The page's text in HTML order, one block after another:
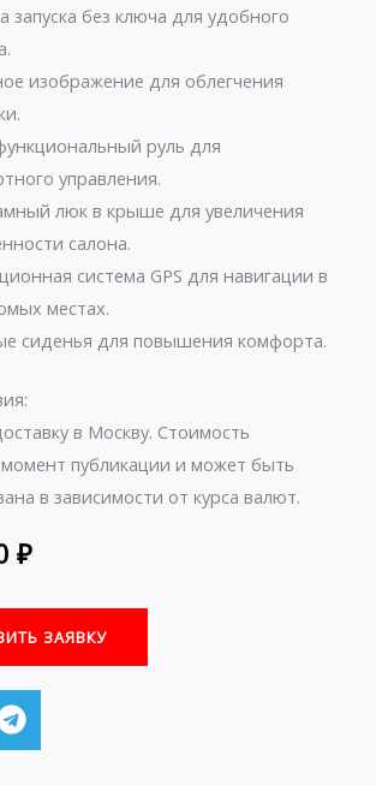
запуска без ключа для удобного
изображение для облегчения
руль для
управления.
люк в крыше для увеличения
салона.
система GPS для навигации в
местах.
сиденья для повышения комфорта.
в Москву. Стоимость
момент публикации и может быть
в зависимости от курса валют.
₽
ЗАЯВКУ
T
e
l